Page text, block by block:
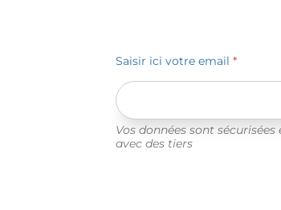
Saisir ici votre email *
Vos données sont
avec des tiers